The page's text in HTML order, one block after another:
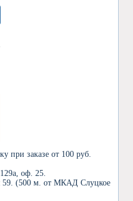
при заказе от 100 руб.
оф. 25.
59. (500 м. от МКАД Слуцкое